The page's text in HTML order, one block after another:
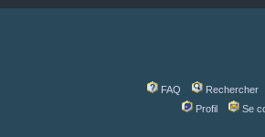
FAQ
Rechercher
Profil
Se